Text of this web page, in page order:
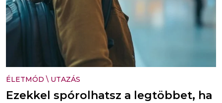
ÉLETMÓD \ UTAZÁS
Ezekkel spórolhatsz a legtöbbet, ha